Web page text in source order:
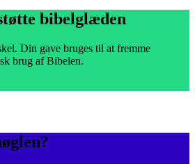
bibelglæden
Din gave bruges til at fremme
brug af Bibelen.